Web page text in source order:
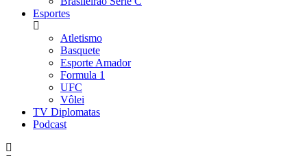
Esportes
Atletismo
Basquete
Esporte Amador
Formula 1
UFC
Vôlei
TV Diplomatas
Podcast